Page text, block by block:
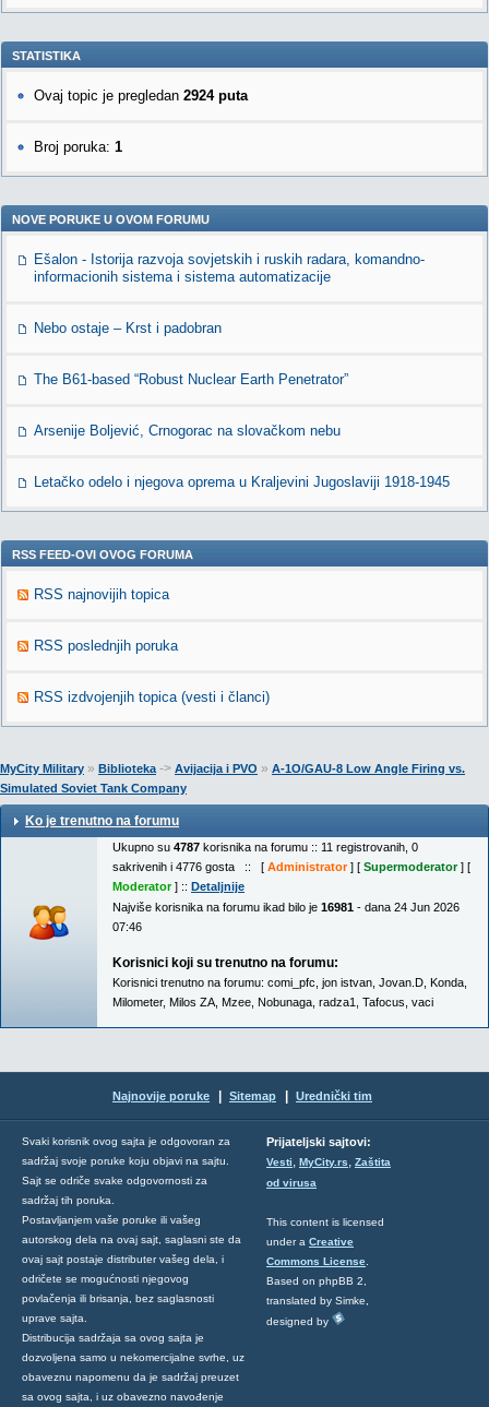
STATISTIKA
Ovaj topic je pregledan 2924 puta
Broj poruka: 1
NOVE PORUKE U OVOM FORUMU
Ešalon - Istorija razvoja sovjetskih i ruskih radara, komandno-
informacionih sistema i sistema automatizacije
Nebo ostaje – Krst i padobran
The B61-based “Robust Nuclear Earth Penetrator”
Arsenije Boljević, Crnogorac na slovačkom nebu
Letačko odelo i njegova oprema u Kraljevini Jugoslaviji 1918-1945
RSS FEED-OVI OVOG FORUMA
RSS najnovijih topica
RSS poslednjih poruka
RSS izdvojenjih topica (vesti i članci)
MyCity Military » Biblioteka-> Avijacija i PVO » A-1O/GAU-8 Low Angle Firing vs.
Simulated Soviet Tank Company
Ko je trenutno na forumu
Ukupno su 4787 korisnika na forumu :: 11 registrovanih, 0
sakrivenih i 4776 gosta :: [ Administrator] [ Supermoderator] [
Moderator] :: Detaljnije
Najviše korisnika na forumu ikad bilo je 16981 - dana 24 Jun 2026
07:46
Korisnici koji su trenutno na forumu:
Korisnici trenutno na forumu: comi_pfc jon istvan Jovan.D Konda
Milometer, Milos ZA Mzee Nobunaga radza1 Tafocus vaci
Najnovije poruke Sitemap Urednički tim
Svaki korisnik ovog sajta je odgovoran za
sadržaj svoje poruke koju objavi na sajtu.
Sajt se odriče svake odgovornosti za
sadržaj tih poruka.
Postavljanjem vaše poruke ili vašeg
autorskog dela na ovaj sajt, saglasni ste da
ovaj sajt postaje distributer vašeg dela, i
odričete se mogućnosti njegovog
povlačenja ili brisanja, bez saglasnosti
uprave sajta.
Distribucija sadržaja sa ovog sajta je
dozvoljena samo u nekomercijalne svrhe, uz
obaveznu napomenu da je sadržaj preuzet
sa ovog sajta, i uz obavezno navođenje
Prijateljski sajtovi:
Vesti, MyCity.rs, Zaštita
od virusa
This content is licensed
under a Creative
Commons License
Based on phpBB 2,
translated by Simke,
designed by